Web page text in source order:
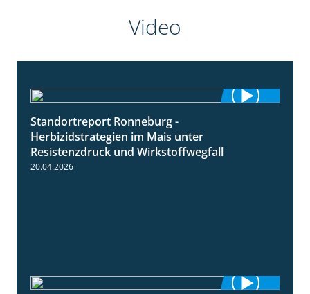
Video
Standortreport Ronneburg -
Herbizidstrategien im Mais unter
Resistenzdruck und Wirkstoffwegfall
20.04.2026